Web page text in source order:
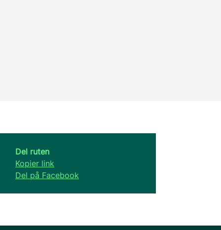
Del ruten
Kopier link
Del på Facebook